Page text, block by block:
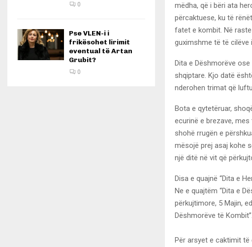
mëdha, që i bëri ata
përcaktuese, ku të
fatet e kombit. Në
guximshme të të cilëve
Dita e Dëshmorëve
shqiptare. Kjo datë
nderohen trimat që
Bota e qytetëruar,
ecurinë e brezave,
shohë rrugën e
mësojë prej asaj kohe
një ditë në vit që
Disa e quajnë “Dita e
Ne e quajtëm “Dita e
përkujtimore, 5 Majin,
Dëshmorëve të Kombit”.
Për arsyet e caktimit të
0
Pse VLEN-i i
frikësohet lirimit
eventual të Artan
Grubit?
0